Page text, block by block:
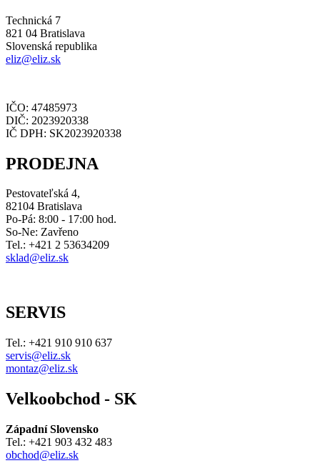
Technická 7
821 04 Bratislava
Slovenská republika
eliz@eliz.sk
IČO: 47485973
DIČ: 2023920338
IČ DPH: SK2023920338
PRODEJNA
Pestovateľská 4,
82104 Bratislava
Po-Pá: 8:00 - 17:00 hod.
So-Ne: Zavřeno
Tel.: +421 2 53634209
sklad@eliz.sk
SERVIS
Tel.: +421 910 910 637
servis@eliz.sk
montaz@eliz.sk
Velkoobchod - SK
Západní Slovensko
Tel.: +421 903 432 483
obchod@eliz.sk